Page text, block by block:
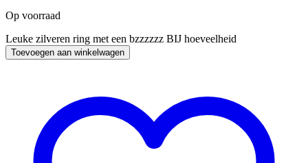
Op voorraad
Leuke zilveren ring met een bzzzzzz BIJ hoeveelheid
Toevoegen aan winkelwagen